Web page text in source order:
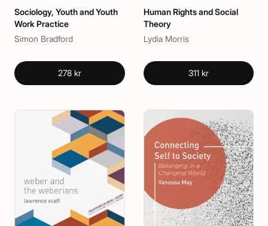
Sociology, Youth and Youth
Work Practice
Simon Bradford
278 kr
Human Rights and Social
Theory
Lydia Morris
311 kr